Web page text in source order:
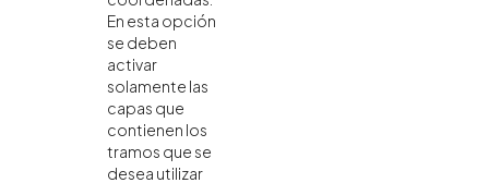
En esta opción
se deben
activar
solamente las
capas que
contienen los
tramos que se
desea utilizar